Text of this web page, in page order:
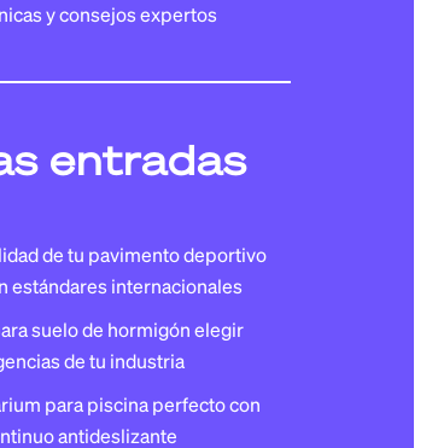
y consejos expertos
entradas
de tu pavimento deportivo
estándares internacionales
suelo de hormigón elegir
de tu industria
para piscina perfecto con
antideslizante